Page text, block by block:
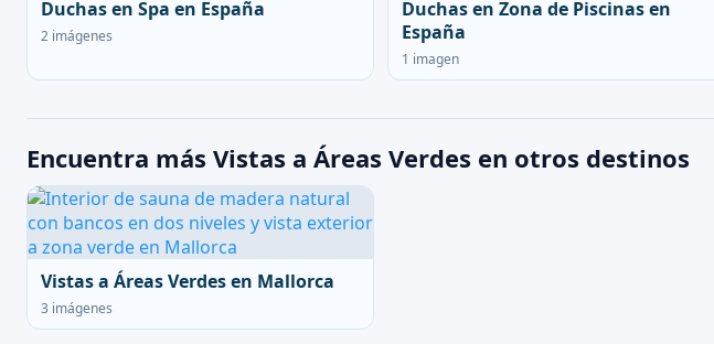
Duchas en Spa en España
2 imágenes
Duchas en Zona de Piscinas en
España
1 imagen
Encuentra más Vistas a Áreas Verdes en otros destinos
Vistas a Áreas Verdes en Mallorca
3 imágenes